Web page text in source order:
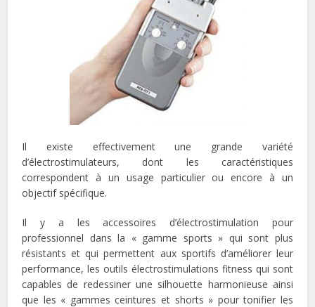
Il existe effectivement une grande variété
d’électrostimulateurs, dont les caractéristiques
correspondent à un usage particulier ou encore à un
objectif spécifique.
Il y a les accessoires d’électrostimulation pour
professionnel dans la « gamme sports » qui sont plus
résistants et qui permettent aux sportifs d’améliorer leur
performance, les outils électrostimulations fitness qui sont
capables de redessiner une silhouette harmonieuse ainsi
que les « gammes ceintures et shorts » pour tonifier les